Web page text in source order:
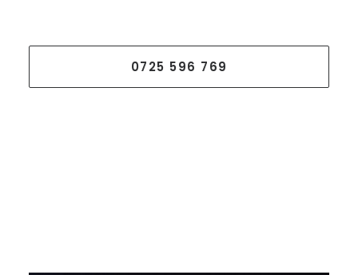
0725 596 769